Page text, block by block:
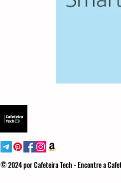
© 2024 por Cafeteira Tech - Encontre a